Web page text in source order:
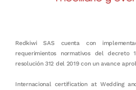
Redkiwi SAS cuenta con
requerimientos normativos del
resolución 312 del 2019 con un avance
Internacional certification at Wedding